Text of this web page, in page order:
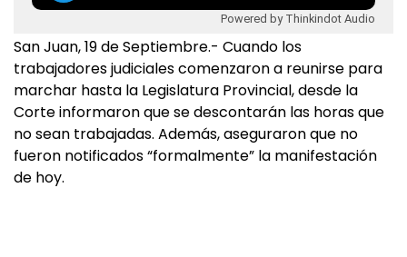
Powered by Thinkindot Audio
San Juan, 19 de Septiembre.- Cuando los
trabajadores judiciales comenzaron a reunirse para
marchar hasta la Legislatura Provincial, desde la
Corte informaron que se descontarán las horas que
no sean trabajadas. Además, aseguraron que no
fueron notificados “formalmente” la manifestación
de hoy.